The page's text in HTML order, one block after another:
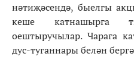
нәтиҗәсендә, быелгы
кеше катнашырга
оештыручылар. Чарага
дус-туганнары белән